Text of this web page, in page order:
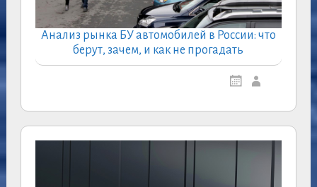
Анализ рынка БУ автомобилей в России: что
берут, зачем, и как не прогадать